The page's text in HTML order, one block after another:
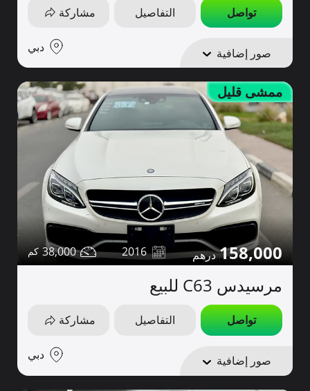
تواصل التفاصيل مشاركة
صور إضافية دبي
ممشى قليل
158,000
2016
38,000
مرسيدس C63 للبيع
تواصل التفاصيل مشاركة
صور إضافية دبي